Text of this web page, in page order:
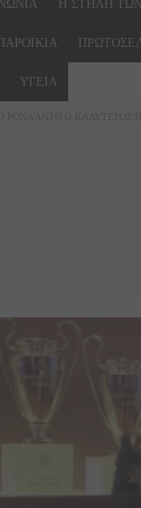
Η ΣΤΗΛΗ
ΠΑΡΟΙΚΙΑ
ΥΓΕΙΑ